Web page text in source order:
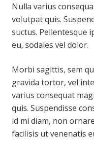
Nulla varius
volutpat quis.
suctus. Pellentesque
eu, sodales vel dolor.
Morbi sagittis, sem
gravida tortor, vel
varius consequat
quis. Suspendisse
id mi diam, non
facilisis ut venenatis